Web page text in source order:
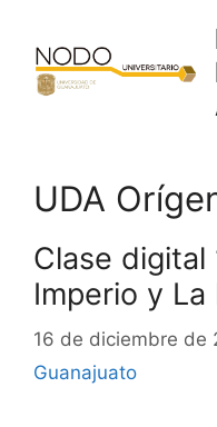
contenido
UDA
Clase digital
Imperio y La
16 de diciembre de
Guanajuato